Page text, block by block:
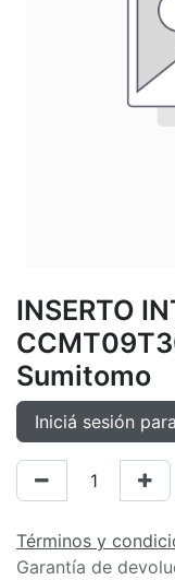
INSERTO
Sumitomo
Iniciá sesión
Términos y
Garantía de